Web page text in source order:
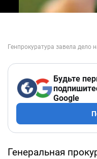
Будьте
Google
Генеральная